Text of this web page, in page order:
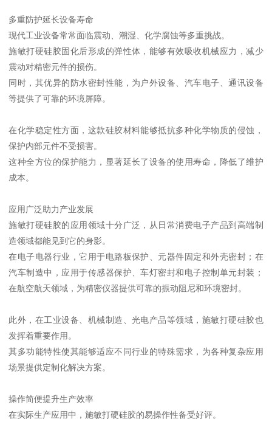
多重防护延长设备寿命
现代工业设备常常面临震动、潮湿、化学腐蚀等多重挑战。
施敏打硬硅胶固化后形成的弹性体，能够有效吸收机械应力，减少
震动对精密元件的损伤。
同时，其优异的防水密封性能，为户外设备、汽车电子、通讯设备
等提供了可靠的环境屏障。
在化学稳定性方面，这款硅胶材料能够抵抗多种化学物质的侵蚀，
保护内部元件不受损害。
这种全方位的保护能力，显著延长了设备的使用寿命，降低了维护
成本。
应用广泛助力产业发展
施敏打硬硅胶的应用领域十分广泛，从日常消费电子产品到高端制
造领域都能见到它的身影。
在电子电器行业，它用于电路板保护、元器件固定和外壳密封；在
汽车制造中，应用于传感器保护、车灯密封和电子控制单元封装；
在航空航天领域，为精密仪器提供可靠的振动阻尼和环境密封。
此外，在工业设备、机械制造、光电产品等领域，施敏打硬硅胶也
发挥着重要作用。
其多功能特性使其能够适应不同行业的特殊需求，为各种复杂应用
场景提供定制化解决方案。
操作简便提升生产效率
在实际生产应用中，施敏打硬硅胶的易操作性备受好评。